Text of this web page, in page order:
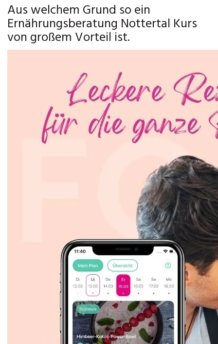
Aus welchem Grund so ein
Ernährungsberatung Nottertal Kurs
von großem Vorteil ist.